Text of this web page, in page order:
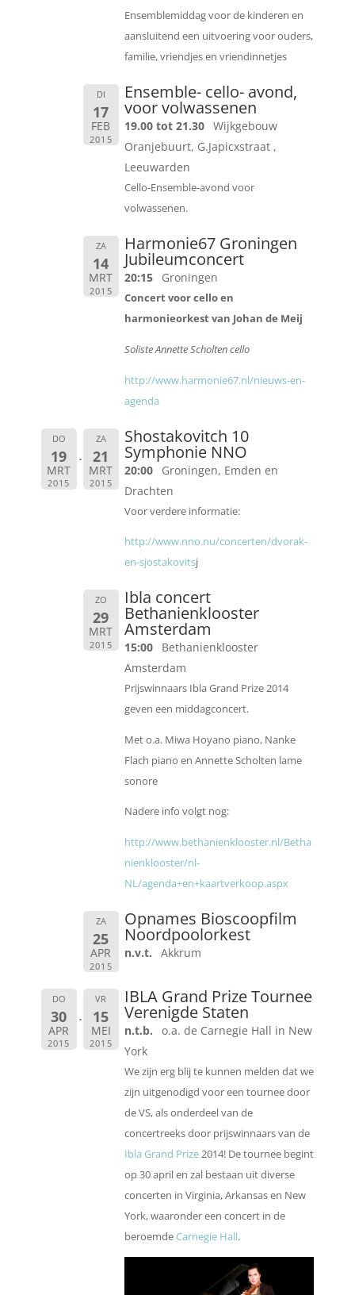
Ensemblemiddag voor de kinderen en
aansluitend een uitvoering voor ouders,
familie, vriendjes en vriendinnetjes
DI
17
FEB
2015
Ensemble- cello- avond,
voor volwassenen
19.00 tot 21.30 Wijkgebouw
Oranjebuurt, G.Japicxstraat ,
Leeuwarden
Cello-Ensemble-avond voor
volwassenen.
ZA
14
MRT
2015
Harmonie67 Groningen
Jubileumconcert
20:15 Groningen
Concert voor cello en
harmonieorkest van Johan de Meij
Soliste Annette Scholten cello
http://www.harmonie67.nl/nieuws-en-
agenda
DO
19
MRT
2015
ZA
21
MRT
2015
Shostakovitch 10
Symphonie NNO
20:00
Groningen, Emden en
Drachten
Voor verdere informatie:
http://www.nno.nu/concerten/dvorak-
en-sjostakovitsj
ZO
29
MRT
2015
Ibla concert
Bethanienklooster
Amsterdam
15:00
Bethanienklooster
Amsterdam
Prijswinnaars Ibla Grand Prize 2014
geven een middagconcert.
Met o.a. Miwa Hoyano piano, Nanke
Flach piano en Annette Scholten lame
sonore
Nadere info volgt nog:
http://www.bethanienklooster.nl/Betha
nienklooster/nl-
NL/agenda+en+kaartverkoop.aspx
ZA
25
APR
2015
Opnames Bioscoopfilm
Noordpoolorkest
n.v.t. Akkrum
DO
30
APR
2015
VR
15
MEI
2015
IBLA Grand Prize Tournee
Verenigde Staten
n.t.b.
o.a. de Carnegie Hall in New
York
We zijn erg blij te kunnen melden dat we
zijn uitgenodigd voor een tournee door
de VS, als onderdeel van de
concertreeks door prijswinnaars van de
Ibla Grand Prize2014! De tournee begint
op 30 april en zal bestaan uit diverse
concerten in Virginia, Arkansas en New
York, waaronder een concert in de
beroemde Carnegie Hall.